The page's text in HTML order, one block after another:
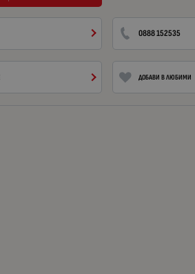
0888 152535
ДОБАВИ В ЛЮБИМИ